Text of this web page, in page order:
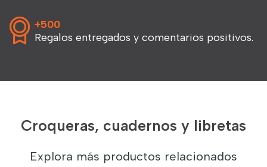
+500
Regalos entregados y comentarios positivos.
Croqueras, cuadernos y libretas
Explora más productos relacionados